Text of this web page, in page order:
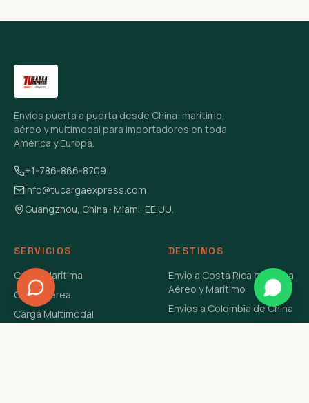
Envíos puerta a puerta desde China: marítimo,
aéreo y multimodal para importadores en toda
América y Europa.
+1-786-866-8709
info@tucargaexpress.com
Guangzhou, China · Miami, EE.UU.
SERVICIOS
Carga Marítima
Carga Aérea
Carga Multimodal
DESTINOS
Envío a Costa Rica de China
Aéreo y Marítimo
Envíos a Colombia de China